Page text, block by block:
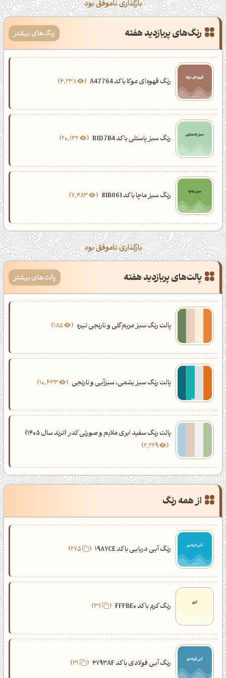
بارگذاری ناموفق بود
رنگ‌های پربازدید هفته رنگ‌های بیشتر
رنگ قهوه‌ای موکا با کد A47764 4,238
رنگ سبز پاستلی با کد B1D7B4 20,132
رنگ سبز ماچا با کد 81B061 7,483
بارگذاری ناموفق بود
پالت‌های پربازدید هفته پالت‌های بیشتر
پالت رنگ سبز مریم‌گلی و نارنجی تیره 185
پالت رنگ سبز یشمی، سبزآبی و نارنجی 10,633
پالت رنگ سفید ابری ملایم و صورتی کدر (ترند سال 1405)
2,229
از همه رنگ
رنگ آبی دریایی با کد 19A7CE 275
رنگ کرم با کد FFFBE0 37
رنگ آبی فولادی با کد 4793AF